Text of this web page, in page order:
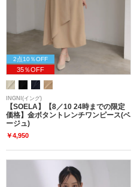
2点10％OFF
35％OFF
INGNI(イング)
【SOELA】【8／10 24時までの限定
価格】金ボタントレンチワンピース(ベ
ージュ)
￥4,950